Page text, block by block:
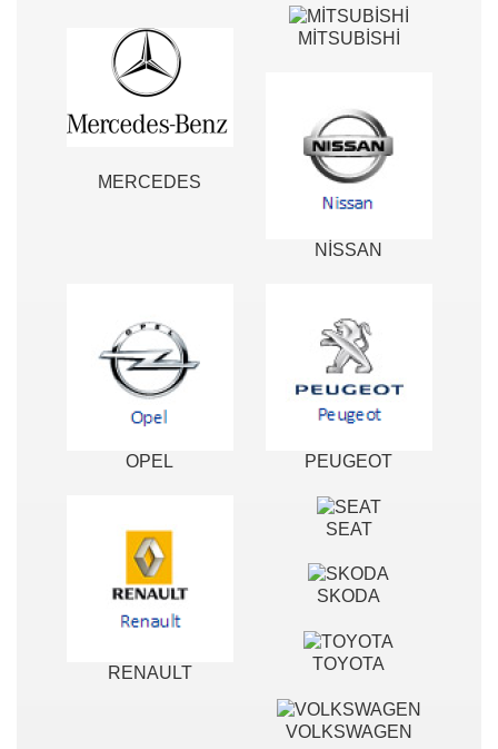
MERCEDES
MİTSUBİSHİ
NİSSAN
OPEL PEUGEOT
RENAULT
SEAT
SKODA
TOYOTA
VOLKSWAGEN